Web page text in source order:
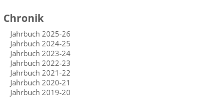
Chronik
Jahrbuch 2025-26
Jahrbuch 2024-25
Jahrbuch 2023-24
Jahrbuch 2022-23
Jahrbuch 2021-22
Jahrbuch 2020-21
Jahrbuch 2019-20